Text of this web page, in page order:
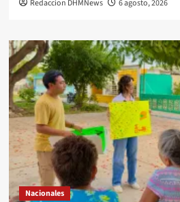
Redaccion DHMNews 6 agosto, 2026
Nacionales